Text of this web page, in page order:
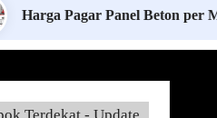
Pagar Panel Beton per Meter